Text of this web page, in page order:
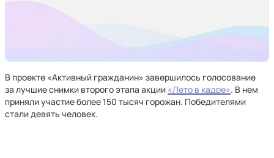
В проекте «Активный гражданин» завершилось голосование
за лучшие снимки второго этапа акции «Лето в кадре». В нем
приняли участие более 150 тысяч горожан. Победителями
стали девять человек.